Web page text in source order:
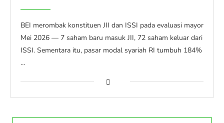
BEI merombak konstituen JII dan ISSI pada evaluasi mayor
Mei 2026 — 7 saham baru masuk JII, 72 saham keluar dari
ISSI. Sementara itu, pasar modal syariah RI tumbuh 184%
…